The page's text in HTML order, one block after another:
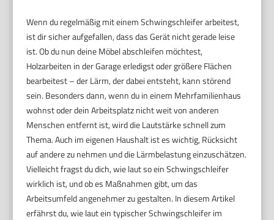
Wenn du regelmäßig mit einem Schwingschleifer arbeitest,
ist dir sicher aufgefallen, dass das Gerät nicht gerade leise
ist. Ob du nun deine Möbel abschleifen möchtest,
Holzarbeiten in der Garage erledigst oder größere Flächen
bearbeitest – der Lärm, der dabei entsteht, kann störend
sein. Besonders dann, wenn du in einem Mehrfamilienhaus
wohnst oder dein Arbeitsplatz nicht weit von anderen
Menschen entfernt ist, wird die Lautstärke schnell zum
Thema. Auch im eigenen Haushalt ist es wichtig, Rücksicht
auf andere zu nehmen und die Lärmbelastung einzuschätzen.
Vielleicht fragst du dich, wie laut so ein Schwingschleifer
wirklich ist, und ob es Maßnahmen gibt, um das
Arbeitsumfeld angenehmer zu gestalten. In diesem Artikel
erfährst du, wie laut ein typischer Schwingschleifer im